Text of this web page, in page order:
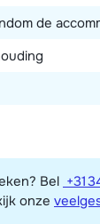
in dit
de
Bel +31
onze